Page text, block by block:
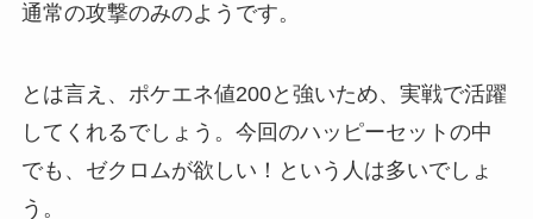
通常の攻撃のみのようです。
とは言え、ポケエネ値200と強いため、実戦で活躍
してくれるでしょう。今回のハッピーセットの中
でも、ゼクロムが欲しい！という人は多いでしょ
う。